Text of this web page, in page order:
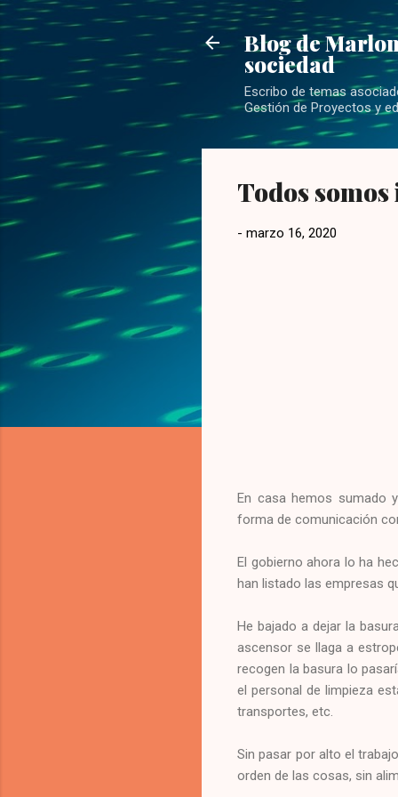
Blog de
sociedad
Escribo de temas
Gestión de Proyectos y
Todos
- marzo 16, 2020
En casa hemos sumado
forma de comunicación
El gobierno ahora lo ha
han listado las empresas
He bajado a dejar la
ascensor se llaga a
recogen la basura lo
el personal de limpieza
transportes, etc.
Sin pasar por alto el
orden de las cosas, sin